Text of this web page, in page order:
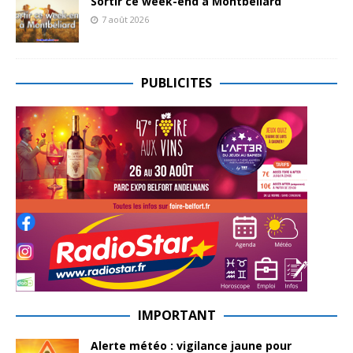
7 août 2026
PUBLICITES
IMPORTANT
Alerte météo : vigilance jaune pour